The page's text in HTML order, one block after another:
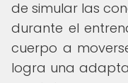
de simular las
durante el
cuerpo a
logra una